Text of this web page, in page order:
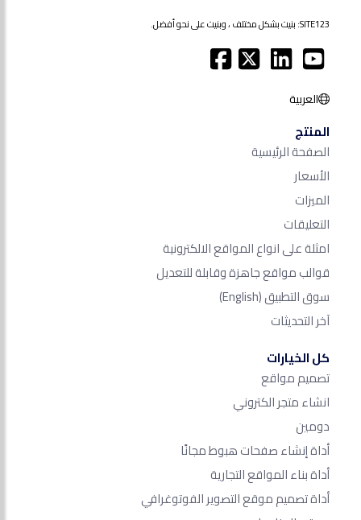
SITE123: بنيت بشكل مختلف ، وبنيت على نحو أفضل.
العربية
المنتج
الصفحة الرئيسية
الأسعار
الميزات
التعليقات
امثلة على انواع المواقع الالكترونية
قوالب مواقع جاهزة وقابلة للتعديل
سوق التطبيق(English)
آخر التحديثات
كل الخيارات
تصميم مواقع
انشاء متجر الكتروني
دومين
أداة إنشاء صفحات هبوط مجانًا
أداة بناء المواقع التجارية
أداة تصميم موقع التصوير الفوتوغرافي